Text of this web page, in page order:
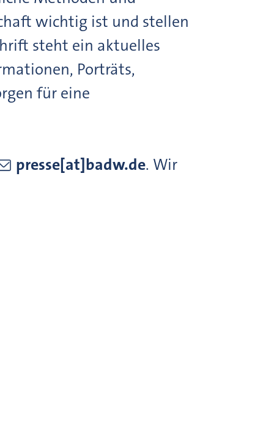
wichtig ist und stellen
steht ein aktuelles
Porträts,
für eine
presse[at]badw.de. Wir